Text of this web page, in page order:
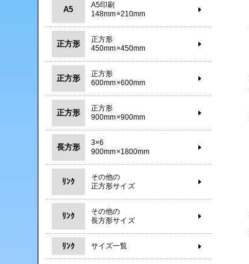
A5
A5印刷
148mm×210mm
正方形
正方形
450mm×450mm
正方形
正方形
600mm×600mm
正方形
正方形
900mm×900mm
長方形
3×6
900mm×1800mm
ﾘﾝｸ
その他の
正方形サイズ
ﾘﾝｸ
その他の
長方形サイズ
ﾘﾝｸ サイズ一覧